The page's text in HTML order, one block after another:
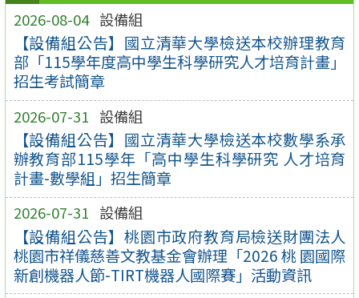
2026-08-04 設備組
【設備組公告】國立清華大學檢送本校辦理教育
部「115學年度高中學生科學研究人才培育計畫」
招生考試簡章
2026-07-31 設備組
【設備組公告】國立清華大學檢送本校數學系承
辦教育部115學年「高中學生科學研究 人才培育
計畫-數學組」招生簡章
2026-07-31 設備組
【設備組公告】桃園市政府教育局檢送財團法人
桃園市祥儀慈善文教基金會辦理「2026 桃 園國際
新創機器人節-TIRT機器人國際賽」活動資訊